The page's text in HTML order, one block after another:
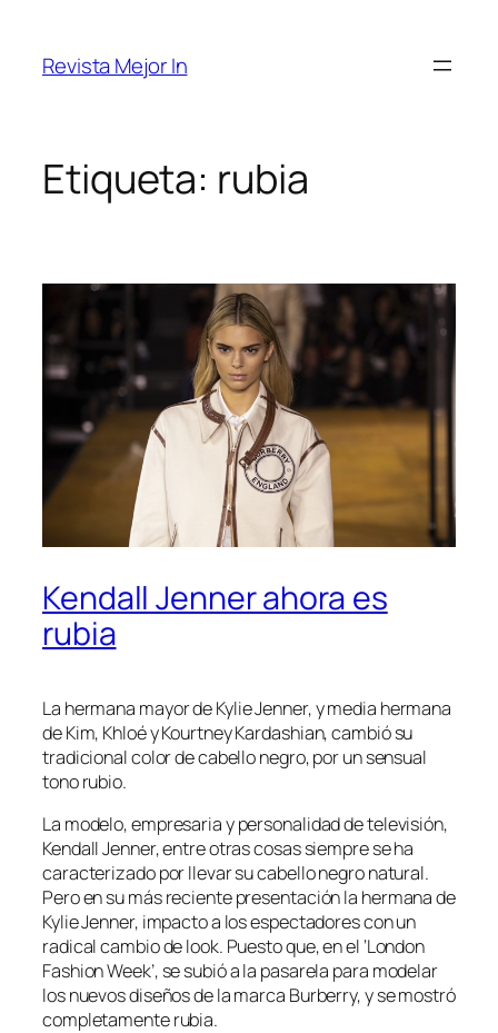
contenido
Revista Mejor In
Etiqueta: rubia
Kendall Jenner ahora es
rubia
La hermana mayor de Kylie Jenner, y media hermana
de Kim, Khloé y Kourtney Kardashian, cambió su
tradicional color de cabello negro, por un sensual
tono rubio.
La modelo, empresaria y personalidad de televisión,
Kendall Jenner, entre otras cosas siempre se ha
caracterizado por llevar su cabello negro natural.
Pero en su más reciente presentación la hermana de
Kylie Jenner, impacto a los espectadores con un
radical cambio de look. Puesto que, en el ‘London
Fashion Week’, se subió a la pasarela para modelar
los nuevos diseños de la marca Burberry, y se mostró
completamente rubia.